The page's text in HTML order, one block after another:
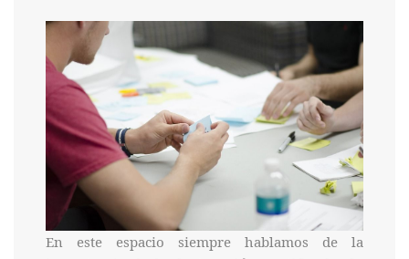
En este espacio siempre hablamos de la